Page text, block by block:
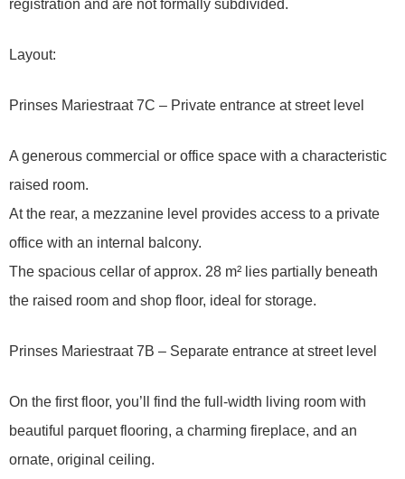
registration and are not formally subdivided.
Layout:
Prinses Mariestraat 7C – Private entrance at street level
A generous commercial or office space with a characteristic
raised room.
At the rear, a mezzanine level provides access to a private
office with an internal balcony.
The spacious cellar of approx. 28 m² lies partially beneath
the raised room and shop floor, ideal for storage.
Prinses Mariestraat 7B – Separate entrance at street level
On the first floor, you’ll find the full-width living room with
beautiful parquet flooring, a charming fireplace, and an
ornate, original ceiling.